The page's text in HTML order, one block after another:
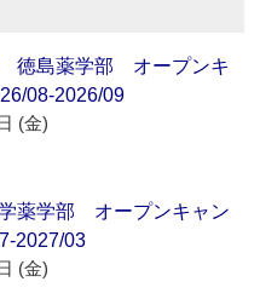
徳島薬学部 オープンキ
08-2026/09
(金)
薬学部 オープンキャン
2027/03
(金)